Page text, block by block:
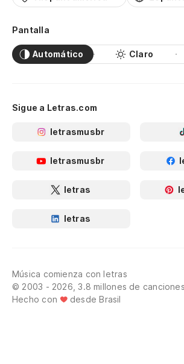
Pantalla
Automático Claro
Sigue a Letras.com
letrasmusbr
letrasmusbr
letras
letras
Música comienza con letras
© 2003 - 2026, 3.8 millones de canciones
Hecho con
desde Brasil